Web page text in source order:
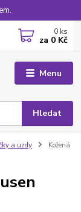
Menu
Hledat
0 ks
za 0 Kč
a uzdy
Kožená